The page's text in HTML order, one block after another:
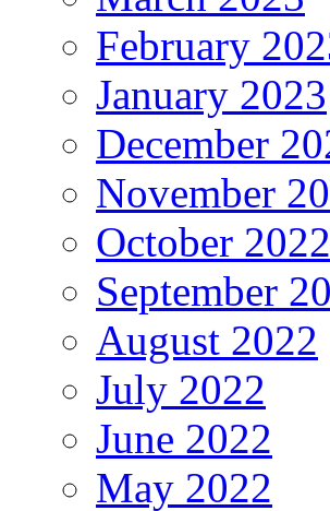
February
January 2023
December
November
October 2022
September
August 2022
July 2022
June 2022
May 2022